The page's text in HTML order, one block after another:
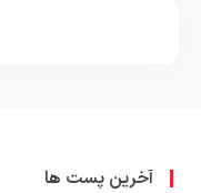
آخرین پست ها